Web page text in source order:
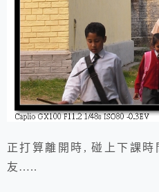
正打算離開時, 碰上下課
友…..